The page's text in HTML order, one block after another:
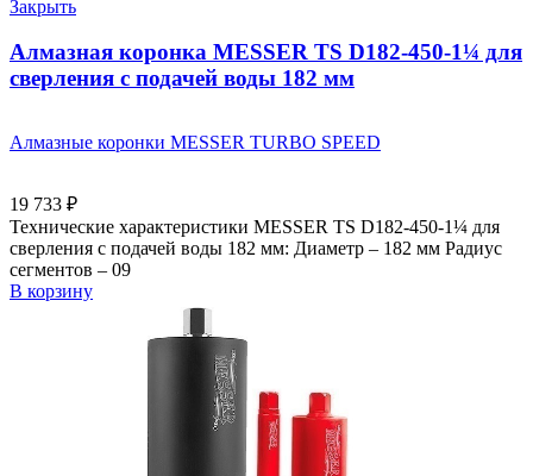
Закрыть
Алмазная коронка MESSER TS D182-450-1¼ для
сверления с подачей воды 182 мм
Алмазные коронки MESSER TURBO SPEED
19 733 ₽
Технические характеристики MESSER TS D182-450-1¼ для
сверления с подачей воды 182 мм: Диаметр – 182 мм Радиус
сегментов – 09
В корзину